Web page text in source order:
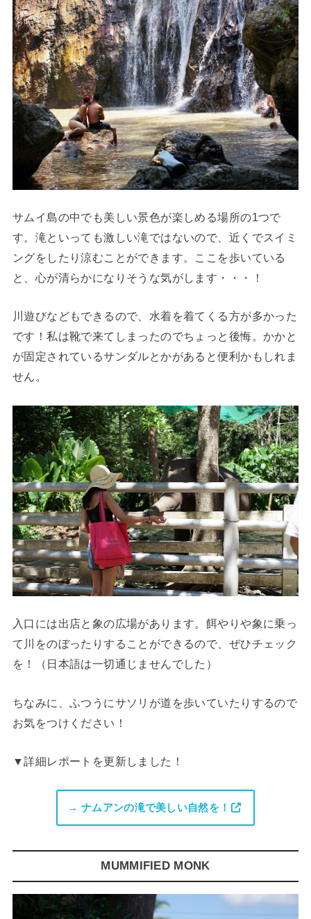
サムイ島の中でも美しい景色が楽しめる場所の1つで
す。滝といっても激しい滝ではないので、近くでスイミ
ングをしたり涼むことができます。ここを歩いている
と、心が清らかになりそうな気がします・・・！
川遊びなどもできるので、水着を着てくる方が多かった
です！私は靴で来てしまったのでちょっと後悔。かかと
が固定されているサンダルとかがあると便利かもしれま
せん。
入口には出店と象の広場があります。餌やりや象に乗っ
て川をのぼったりすることができるので、ぜひチェック
を！（日本語は一切通じませんでした）
ちなみに、ふつうにサソリが道を歩いていたりするので
お気をつけください！
▼詳細レポートを更新しました！
→ ナムアンの滝で美しい自然を！
MUMMIFIED MONK